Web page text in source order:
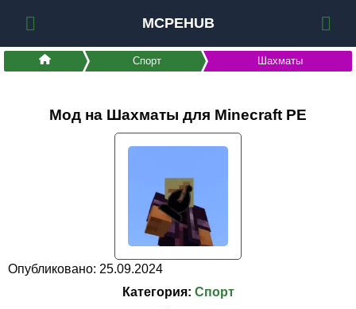
MCPEHUB
Спорт Шахматы
Мод на Шахматы для Minecraft PE
Опубликовано: 25.09.2024
Категория: Спорт